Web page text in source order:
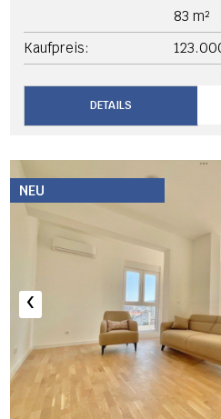
83 m²
Kaufpreis:
DETAILS
‹
NEU